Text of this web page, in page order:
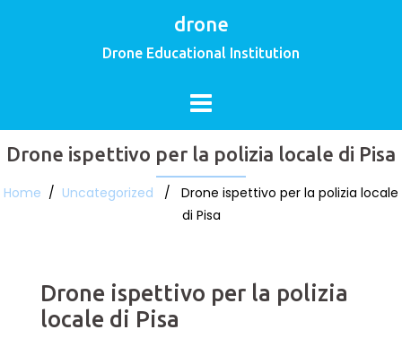
drone
Drone Educational Institution
Drone ispettivo per la polizia locale di Pisa
Home / Uncategorized / Drone ispettivo per la polizia locale
di Pisa
Drone ispettivo per la polizia
locale di Pisa